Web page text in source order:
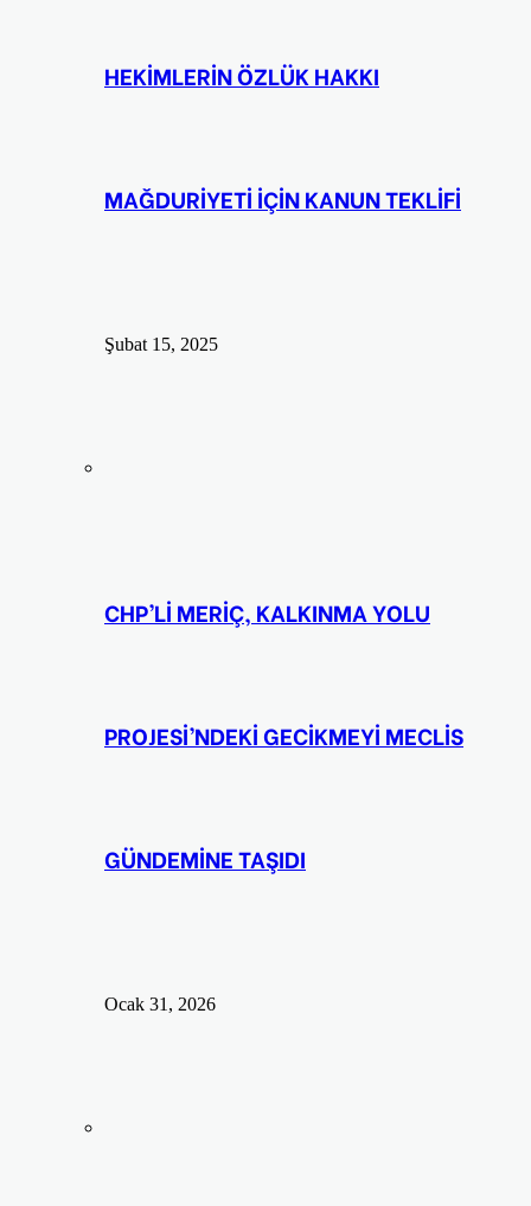
HEKİMLERİN ÖZLÜK HAKKI
MAĞDURİYETİ İÇİN KANUN TEKLİFİ
Şubat 15, 2025
CHP’Lİ MERİÇ, KALKINMA YOLU
PROJESİ’NDEKİ GECİKMEYİ MECLİS
GÜNDEMİNE TAŞIDI
Ocak 31, 2026